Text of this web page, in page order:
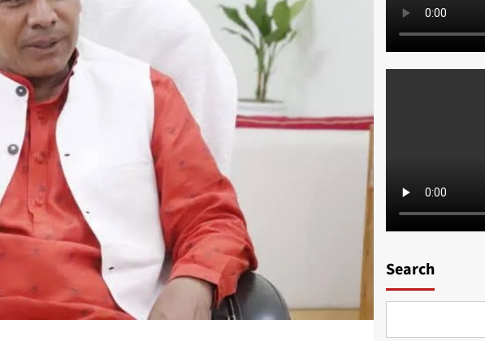
Search